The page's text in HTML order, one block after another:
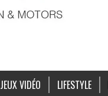
JEUX VIDÉO LIFESTYLE